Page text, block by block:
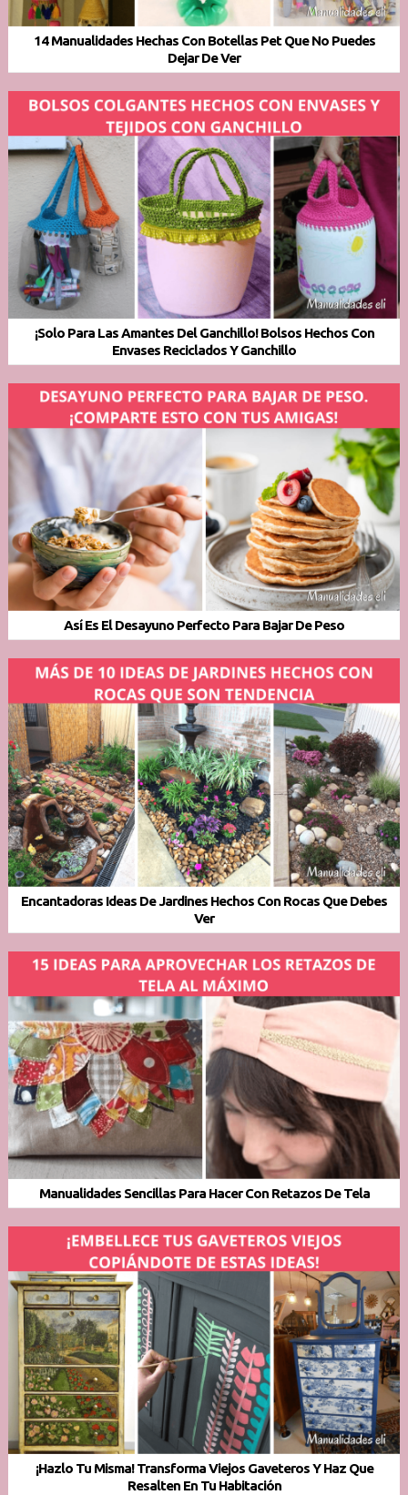
14 Manualidades Hechas Con Botellas Pet Que No Puedes
Dejar De Ver
¡Solo Para Las Amantes Del Ganchillo! Bolsos Hechos Con
Envases Reciclados Y Ganchillo
Así Es El Desayuno Perfecto Para Bajar De Peso
Encantadoras Ideas De Jardines Hechos Con Rocas Que Debes
Ver
Manualidades Sencillas Para Hacer Con Retazos De Tela
¡Hazlo Tu Misma! Transforma Viejos Gaveteros Y Haz Que
Resalten En Tu Habitación